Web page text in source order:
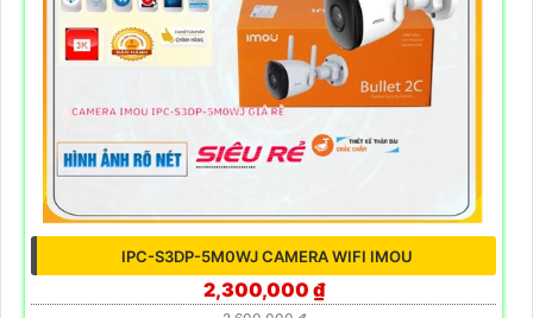
IPC-S3DP-5M0WJ CAMERA WIFI IMOU
2,300,000 ₫